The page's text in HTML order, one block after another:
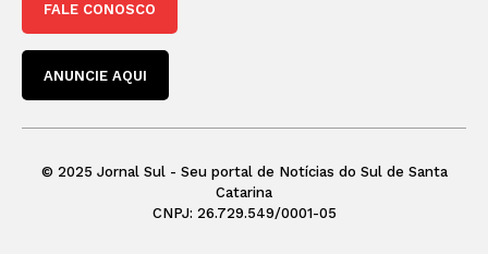
FALE CONOSCO
ANUNCIE AQUI
© 2025 Jornal Sul - Seu portal de Notícias do Sul de Santa
Catarina
CNPJ: 26.729.549/0001-05